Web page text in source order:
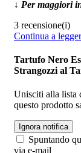
↓ Per maggiori
3 recensione(i)
Continua a
Tartufo Nero
Strangozzi al
Unisciti alla lista
questo prodotto
Ignora notifica
Spuntando
via e-mail